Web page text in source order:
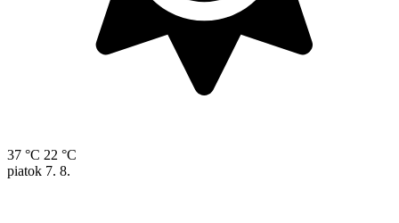
37 °C 22 °C
piatok 7. 8.